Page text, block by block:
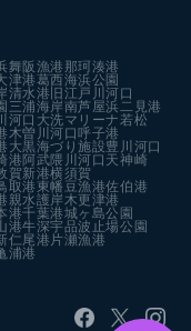
舞阪漁港 那珂湊港
津港葛西海浜公園
清水港 旧江戸川河口
三浦海岸南芦屋浜二見港
河口 大洗マリーナ若松
木曽川河口 呼子港
大黒海づり施設豊川河口
港 阿武隈川河口 天神崎
賀新港横須賀
取港 東幡豆漁港佐伯港
親水護岸木更津港
港千葉港城ヶ島公園
港牛深宇品波止場公園
仁尾港 片瀬漁港
浦港